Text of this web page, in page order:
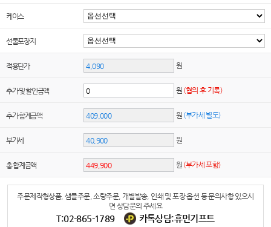
케이스
선물포장지
적용단가 원
추가 및 할인금액 원 (협의 후 기록)
추가 합계금액 원 (부가세 별도)
부가세 원
총 합계금액 원 (부가세 포함)
주문제작형상품, 샘플주문, 소량주문, 개별발송, 인쇄 및 포장 옵션 등 문의사항 있으시
면 상담문의 주세요
T:02-865-1789 카톡상담:휴먼기프트